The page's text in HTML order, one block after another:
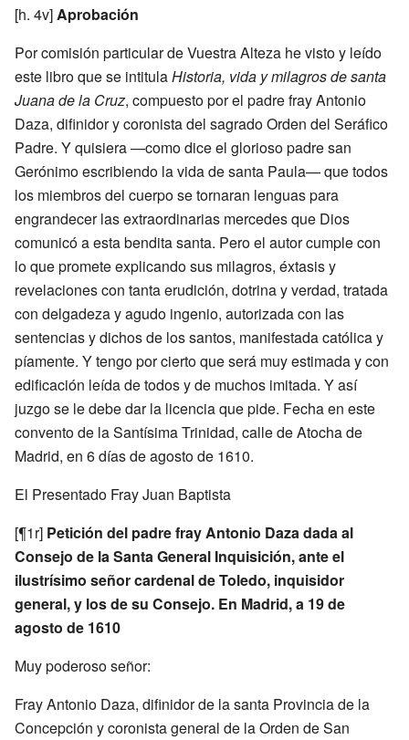
[h. 4v]Aprobación
Por comisión particular de Vuestra Alteza he visto y leído
este libro que se intitulaHistoria, vida y milagros de santa
Juana de la Cruz, compuesto por el padre fray Antonio
Daza, difinidor y coronista del sagrado Orden del Seráfico
Padre. Y quisiera —como dice el glorioso padre san
Gerónimo escribiendo la vida de santa Paula— que todos
los miembros del cuerpo se tornaran lenguas para
engrandecer las extraordinarias mercedes que Dios
comunicó a esta bendita santa. Pero el autor cumple con
lo que promete explicando sus milagros, éxtasis y
revelaciones con tanta erudición, dotrina y verdad, tratada
con delgadeza y agudo ingenio, autorizada con las
sentencias y dichos de los santos, manifestada católica y
píamente. Y tengo por cierto que será muy estimada y con
edificación leída de todos y de muchos imitada. Y así
juzgo se le debe dar la licencia que pide. Fecha en este
convento de la Santísima Trinidad, calle de Atocha de
Madrid, en 6 días de agosto de 1610.
El Presentado Fray Juan Baptista
[¶1r] Petición del padre fray Antonio Daza dada al
Consejo de la Santa General Inquisición, ante el
ilustrísimo señor cardenal de Toledo, inquisidor
general, y los de su Consejo. En Madrid, a 19 de
agosto de 1610
Muy poderoso señor:
Fray Antonio Daza, difinidor de la santa Provincia de la
Concepción y coronista general de la Orden de San